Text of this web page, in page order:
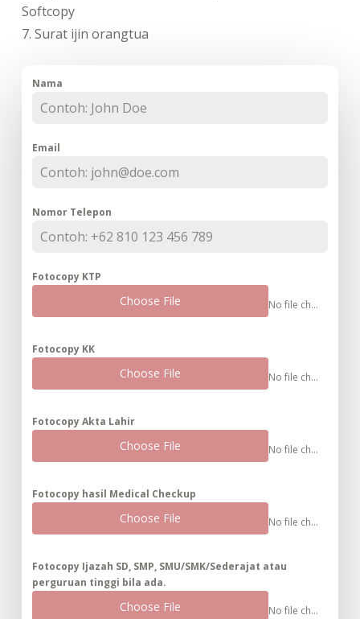
Softcopy
7. Surat ijin orangtua
Nama
Email
Nomor Telepon
Fotocopy KTP
Choose File No file chosen
Fotocopy KK
Choose File No file chosen
Fotocopy Akta Lahir
Choose File No file chosen
Fotocopy hasil Medical Checkup
Choose File No file chosen
Fotocopy Ijazah SD, SMP, SMU/SMK/Sederajat atau
perguruan tinggi bila ada.
Choose File No file chosen